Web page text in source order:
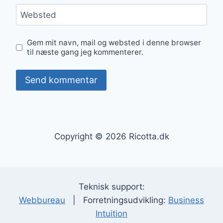
Websted
Gem mit navn, mail og websted i denne browser
til næste gang jeg kommenterer.
Copyright © 2026 Ricotta.dk
Teknisk support:
Webbureau | Forretningsudvikling: Business
Intuition